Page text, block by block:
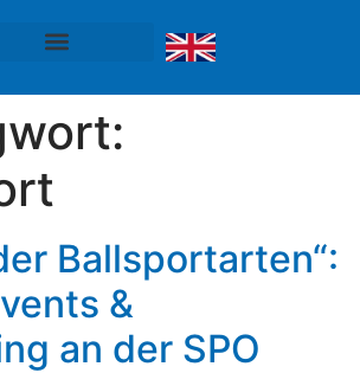
Ballsportarten“:
&
an der SPO